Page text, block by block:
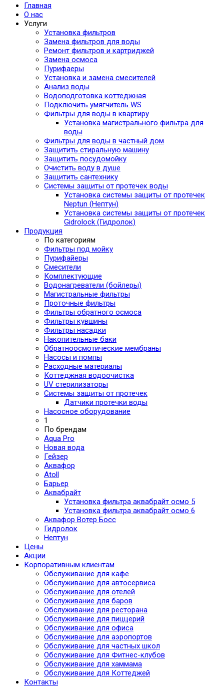
Главная
О нас
Услуги
Установка фильтров
Замена фильтров для воды
Ремонт фильтров и картриджей
Замена осмоса
Пурифаеры
Установка и замена смесителей
Анализ воды
Водоподготовка коттеджная
Подключить умягчитель WS
Фильтры для воды в квартиру
Установка магистрального фильтра для
воды
Фильтры для воды в частный дом
Защитить стиральную машину
Защитить посудомойку
Очистить воду в душе
Защитить сантехнику
Системы защиты от протечек воды
Установка системы защиты от протечек
Neptun (Нептун)
Установка системы защиты от протечек
Gidrolock (Гидролок)
Продукция
По категориям
Фильтры под мойку
Пурифайеры
Смесители
Комплектующие
Водонагреватели (бойлеры)
Магистральные фильтры
Проточные фильтры
Фильтры обратного осмоса
Фильтры кувшины
Фильтры насадки
Накопительные баки
Обратноосмотические мембраны
Насосы и помпы
Расходные материалы
Коттеджная водоочистка
UV стерилизаторы
Системы защиты от протечек
Датчики протечки воды
Насосное оборудование
1
По брендам
Aqua Pro
Новая вода
Гейзер
Аквафор
Atoll
Барьер
Аквабрайт
Установка фильтра аквабрайт осмо 5
Установка фильтра аквабрайт осмо 6
Аквафор Вотер Босс
Гидролок
Нептун
Цены
Акции
Корпоративным клиентам
Обслуживание для кафе
Обслуживание для автосервиса
Обслуживание для отелей
Обслуживание для баров
Обслуживание для ресторана
Обслуживание для пиццерий
Обслуживание для офиса
Обслуживание для аэропортов
Обслуживание для частных школ
Обслуживание для Фитнес-клубов
Обслуживание для хаммама
Обслуживание для Коттеджей
Контакты